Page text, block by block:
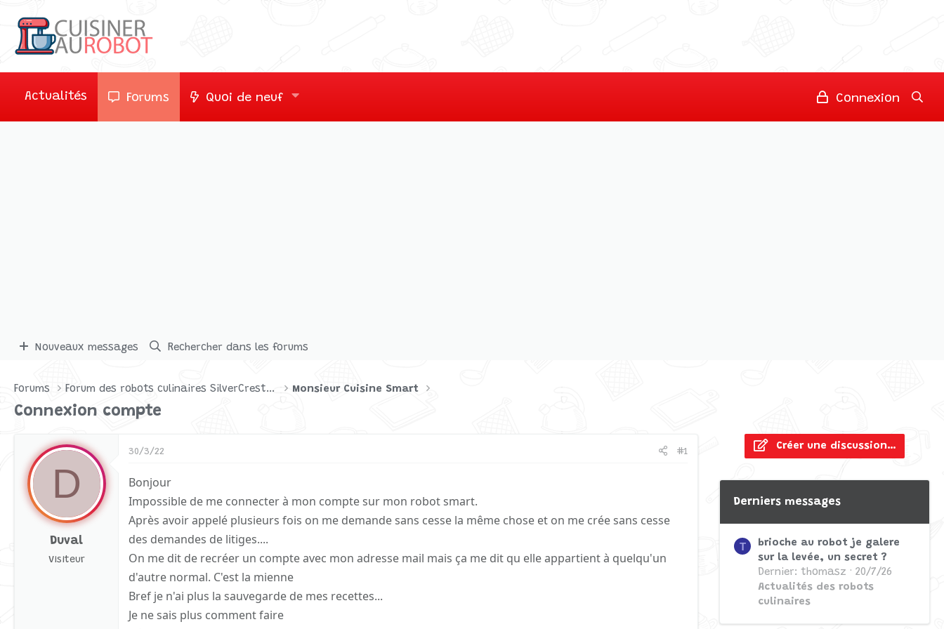
Actualités Forums Quoi de neuf Connexion
Nouveaux messages Rechercher dans les forums
Forums Forum des robots culinaires SilverCrest par Lidl Monsieur Cuisine Smart
Connexion compte
D
Duval
Visiteur
30/3/22 #1
Bonjour
Impossible de me connecter à mon compte sur mon robot smart.
Après avoir appelé plusieurs fois on me demande sans cesse la même chose et on me crée sans cesse
des demandes de litiges....
On me dit de recréer un compte avec mon adresse mail mais ça me dit qu elle appartient à quelqu'un
d'autre normal. C'est la mienne
Bref je n'ai plus la sauvegarde de mes recettes...
Je ne sais plus comment faire
Créer une discussion…
Derniers messages
T
brioche au robot je galere
sur la levée, un secret ?
Dernier: thomasz
20/7/26
Actualités des robots
culinaires